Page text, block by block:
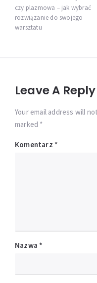
czy plazmowa – jak wybrać
rozwiązanie do swojego
warsztatu
Leave A Reply
Your email address will
marked *
Komentarz *
Nazwa *